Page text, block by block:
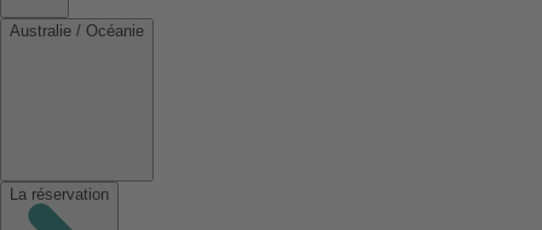
Australie / Océanie
La réservation